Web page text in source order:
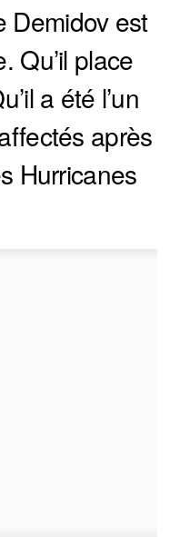
Demidov est
Qu’il place
a été l’un
après
Hurricanes